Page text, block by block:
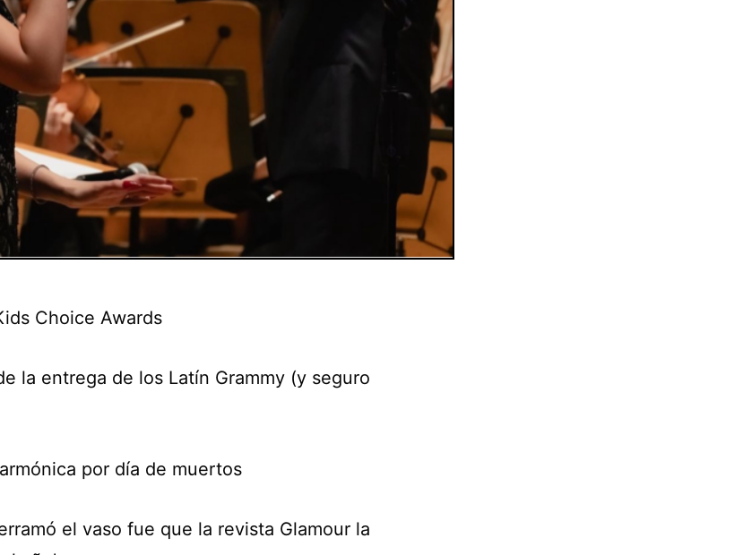
Choice Awards
la entrega de los Latín Grammy (y seguro
por día de muertos
el vaso fue que la revista Glamour la